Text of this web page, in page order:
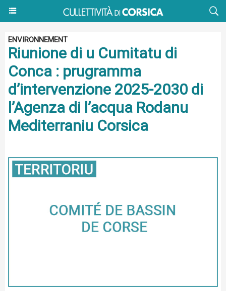
ENVIRONNEMENT
Riunione di u Cumitatu di
Conca : prugramma
d’intervenzione 2025-2030 di
l’Agenza di l’acqua Rodanu
Mediterraniu Corsica